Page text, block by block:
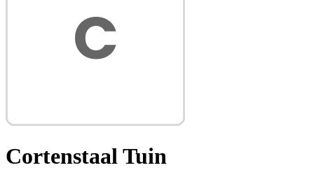
Cortenstaal Tuin